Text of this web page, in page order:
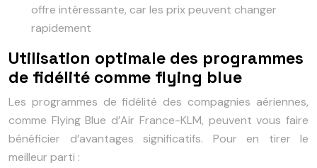
offre intéressante, car les prix peuvent changer
rapidement
Utilisation optimale des programmes
de fidélité comme flying blue
Les programmes de fidélité des compagnies aériennes,
comme Flying Blue d’Air France-KLM, peuvent vous faire
bénéficier d’avantages significatifs. Pour en tirer le
meilleur parti :